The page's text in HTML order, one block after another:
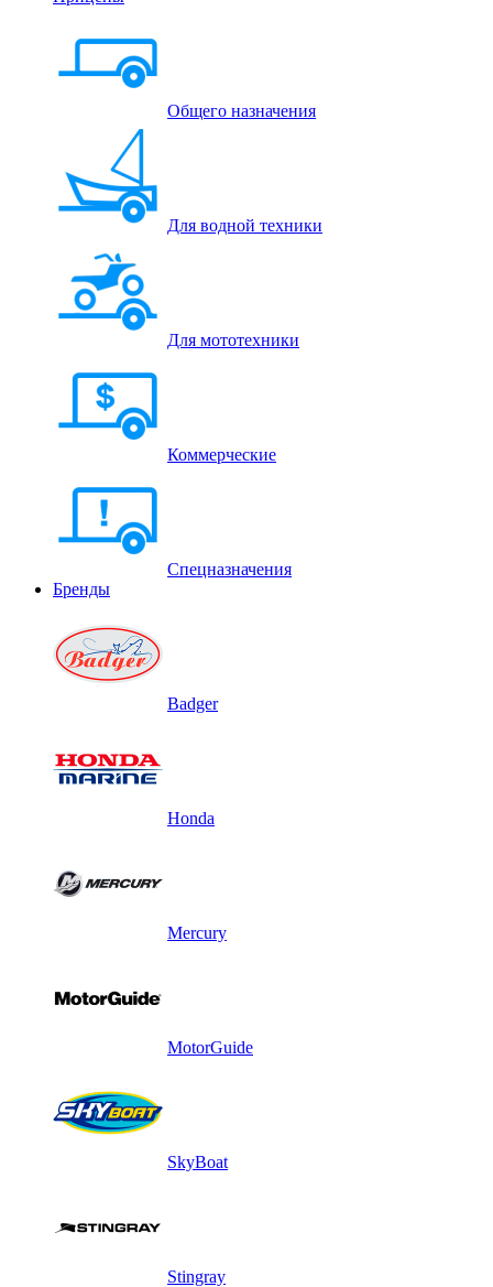
Общего назначения
Для водной техники
Для мототехники
Коммерческие
Спецназначения
Бренды
Badger
Honda
Mercury
MotorGuide
SkyBoat
Stingray